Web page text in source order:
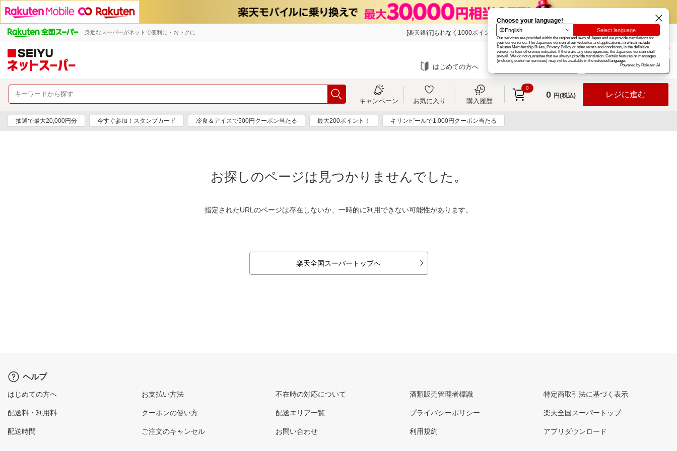
身近なスーパーがネットで便利に・おトクに [楽天銀行]もれなく1000ポイント 楽天グループ カード
お知らせ ヘルプ
はじめての方へ ログイン
キャンペーン お気に入り 購入履歴
0
0 円(税込) レジに進む
抽選で最大20,000円分 今すぐ参加！スタンプカード 冷食＆アイスで500円クーポン当たる 最大200ポイント！ キリンビールで1,000円クーポン当たる
お探しのページは見つかりませんでした。
指定されたURLのページは存在しないか、一時的に利用できない可能性があります。
楽天全国スーパートップへ
ヘルプ
はじめての方へ
配送料・利用料
配送時間
お支払い方法
クーポンの使い方
ご注文のキャンセル
不在時の対応について
配送エリア一覧
お問い合わせ
酒類販売管理者標識
プライバシーポリシー
利用規約
特定商取引法に基づく表示
楽天全国スーパートップ
アプリダウンロード